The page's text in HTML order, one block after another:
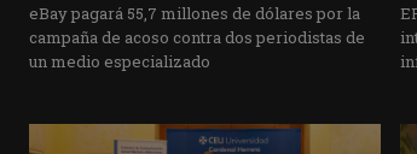
eBay pagará 55,7 millones de dólares por la
campaña de acoso contra dos periodistas de
un medio especializado